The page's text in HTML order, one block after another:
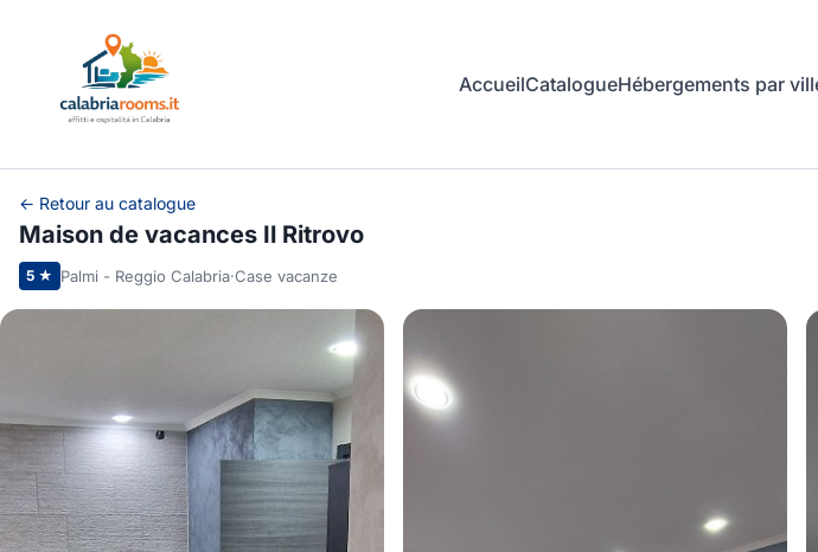
AccueilCatalogueHébergements par
← Retour au catalogue
Maison de vacances Il Ritrovo
5 ★ Palmi - Reggio Calabria·Case vacanze